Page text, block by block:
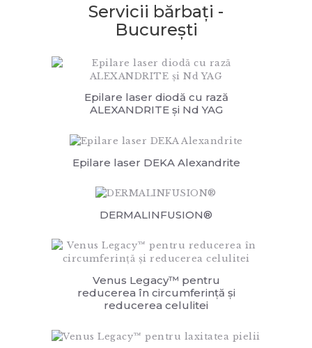
Servicii bărbați -
București
Epilare laser diodă cu rază
ALEXANDRITE și Nd YAG
Epilare laser DEKA Alexandrite
DERMALINFUSION®
Venus Legacy™ pentru
reducerea în circumferință și
reducerea celulitei